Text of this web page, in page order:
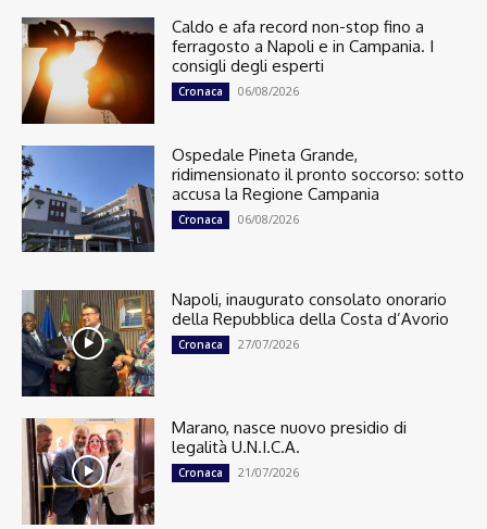
Caldo e afa record non-stop fino a
ferragosto a Napoli e in Campania. I
consigli degli esperti
Cronaca 06/08/2026
Ospedale Pineta Grande,
ridimensionato il pronto soccorso: sotto
accusa la Regione Campania
Cronaca 06/08/2026
Napoli, inaugurato consolato onorario
della Repubblica della Costa d’Avorio
Cronaca 27/07/2026
Marano, nasce nuovo presidio di
legalità U.N.I.C.A.
Cronaca 21/07/2026